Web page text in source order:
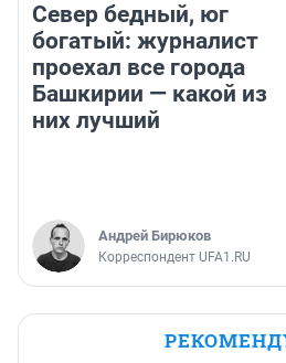
Север бедный, юг
богатый: журналист
проехал все города
Башкирии — какой из
них лучший
Андрей Бирюков
Корреспондент UFA1.RU